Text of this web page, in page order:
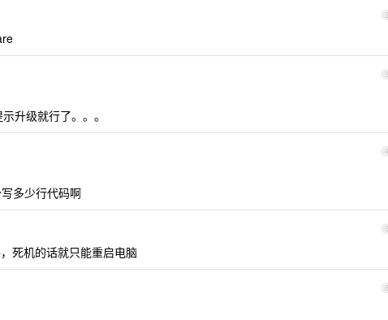
2
3
升级就行了。。。
4
多少行代码啊
5
死机的话就只能重启电脑
6